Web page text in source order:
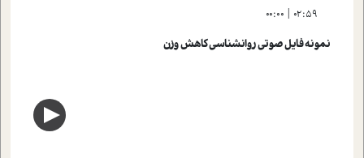
00:00
02:59
نمونه فایل صوتی روانشناسی کاهش وزن